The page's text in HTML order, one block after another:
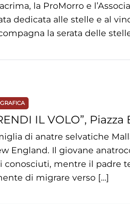
la ProMorro e
dedicata alle stelle e al
la serata delle
IL VOLO”, Piazza
di anatre selvatiche
England. Il giovane
mentre il padre
di migrare verso […]